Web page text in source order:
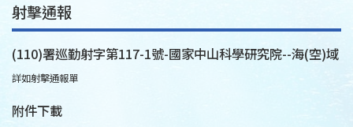
射擊通報
(110)署巡勤射字第117-1號-國家中山科學研究院--海(空)域
詳如射擊通報單
附件下載